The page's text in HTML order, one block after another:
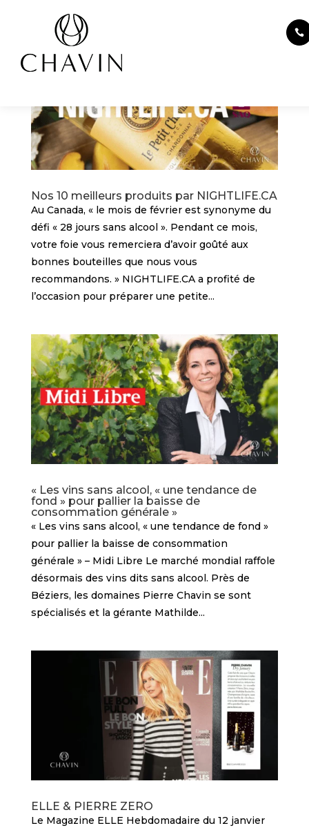
Nos 10 meilleurs produits par NIGHTLIFE.CA
Au Canada, « le mois de février est synonyme du
défi « 28 jours sans alcool ». Pendant ce mois,
votre foie vous remerciera d’avoir goûté aux
bonnes bouteilles que nous vous
recommandons. » NIGHTLIFE.CA a profité de
l’occasion pour préparer une petite...
« Les vins sans alcool, « une tendance de
fond » pour pallier la baisse de
consommation générale »
« Les vins sans alcool, « une tendance de fond »
pour pallier la baisse de consommation
générale » – Midi Libre Le marché mondial raffole
désormais des vins dits sans alcool. Près de
Béziers, les domaines Pierre Chavin se sont
spécialisés et la gérante Mathilde...
ELLE & PIERRE ZERO
Le Magazine ELLE Hebdomadaire du 12 janvier